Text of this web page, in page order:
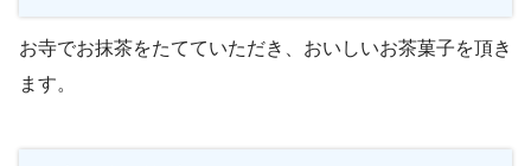
お寺でお抹茶をたてていただき、おいしいお茶菓子を頂き
ます。